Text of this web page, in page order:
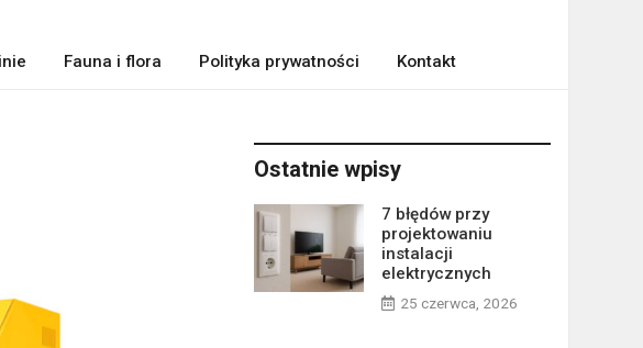
Fauna i flora Polityka prywatności Kontakt
Ostatnie wpisy
7 błędów przy
projektowaniu
instalacji
elektrycznych
25 czerwca, 2026